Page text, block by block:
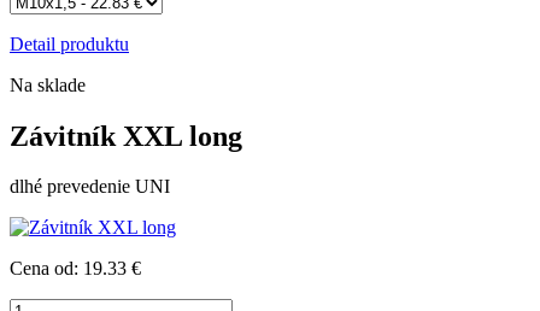
Detail produktu
Na sklade
Závitník XXL long
dlhé prevedenie UNI
Cena od: 19.33 €